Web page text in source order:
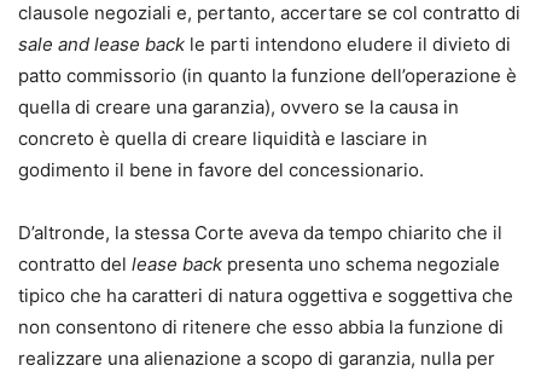
clausole negoziali e, pertanto, accertare se col contratto di
sale and lease back le parti intendono eludere il divieto di
patto commissorio (in quanto la funzione dell’operazione è
quella di creare una garanzia), ovvero se la causa in
concreto è quella di creare liquidità e lasciare in
godimento il bene in favore del concessionario.
D’altronde, la stessa Corte aveva da tempo chiarito che il
contratto del lease back presenta uno schema negoziale
tipico che ha caratteri di natura oggettiva e soggettiva che
non consentono di ritenere che esso abbia la funzione di
realizzare una alienazione a scopo di garanzia, nulla per